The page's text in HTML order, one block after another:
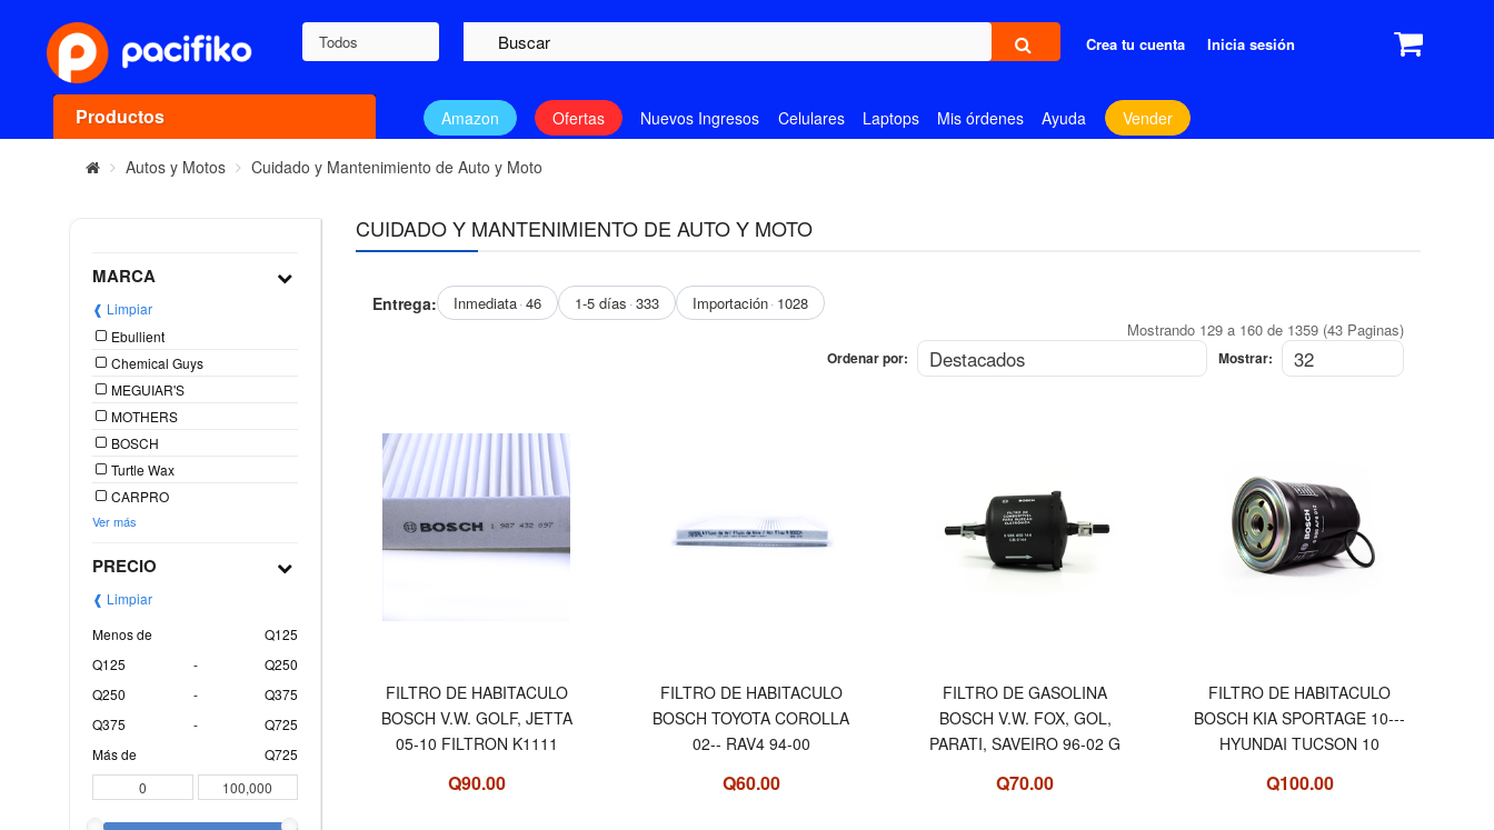
Todos Crea tu cuenta Inicia sesión
Productos Amazon Ofertas Nuevos Ingresos Celulares Laptops Mis órdenes Ayuda Vender
Autos y Motos Cuidado y Mantenimiento de Auto y Moto
MARCA
❰ Limpiar
Ebullient
Chemical Guys
MEGUIAR'S
MOTHERS
BOSCH
Turtle Wax
CARPRO
Ver más
PRECIO
❰ Limpiar
Menos de
Q125
Q125
-
Q250
Q250
-
Q375
Q375
-
Q725
Más de
Q725
CUIDADO Y MANTENIMIENTO DE AUTO Y MOTO
Entrega: Inmediata 46 1-5 días 333 Importación 1028
Mostrando 129 a 160 de 1359 (43 Paginas)
Ordenar por: Mostrar:
FILTRO DE HABITACULO
BOSCH V.W. GOLF, JETTA
05-10 FILTRON K1111
Q90.00
FILTRO DE HABITACULO
BOSCH TOYOTA COROLLA
02-- RAV4 94-00
Q60.00
FILTRO DE GASOLINA
BOSCH V.W. FOX, GOL,
PARATI, SAVEIRO 96-02 G
Q70.00
FILTRO DE HABITACULO
BOSCH KIA SPORTAGE 10---
HYUNDAI TUCSON 10
Q100.00